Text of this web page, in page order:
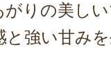
りの美し
強い甘み